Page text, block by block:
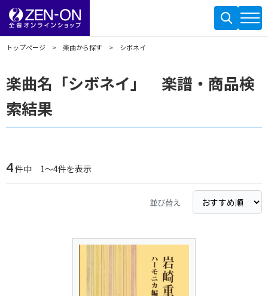
トップページ 楽曲から探す シボネイ
楽曲名「シボネイ」 楽譜・商品検
索結果
4件中 1～4件を表示
並び替え